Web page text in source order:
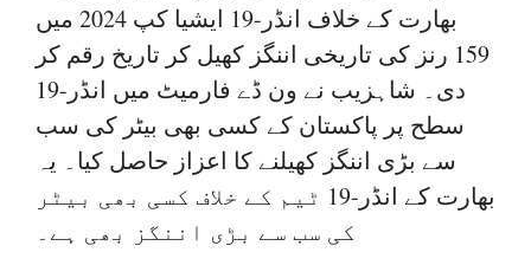
بھارت کے خلاف انڈر-19 ایشیا کپ 2024 میں
159 رنز کی تاریخی اننگز کھیل کر تاریخ رقم کر
دی۔ شاہزیب نے ون ڈے فارمیٹ میں انڈر-19
سطح پر پاکستان کے کسی بھی بیٹر کی سب
سے بڑی اننگز کھیلنے کا اعزاز حاصل کیا۔ یہ
بھارت کے انڈر-19 ٹیم کے خلاف کسی بھی بیٹر
کی سب سے بڑی اننگز بھی ہے۔